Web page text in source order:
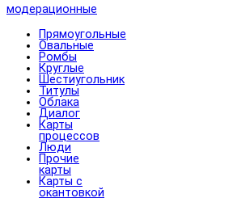
модерационные
Прямоугольные
Овальные
Ромбы
Круглые
Шестиугольник
Титулы
Облака
Диалог
Карты
процессов
Люди
Прочие
карты
Карты с
окантовкой